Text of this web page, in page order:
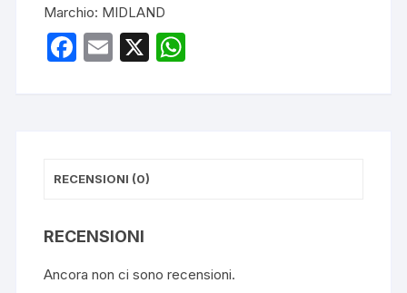
Marchio: MIDLAND
F
o
k
E
X
RECENSIONI (0)
RECENSIONI
Ancora non ci sono recensioni.